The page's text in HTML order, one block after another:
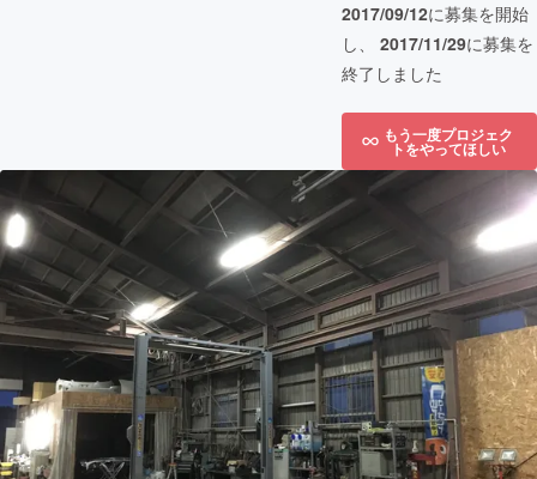
2017/09/12に募集を開始
し、 2017/11/29に募集を
終了しました
もう一度プロジェク
トをやってほしい